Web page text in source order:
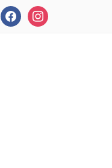
facebookinstagram